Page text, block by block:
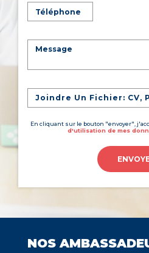
Joindre Un Fichier: CV,
En cliquant sur le bouton "envoyer",
d'utilisation de mes
NOS